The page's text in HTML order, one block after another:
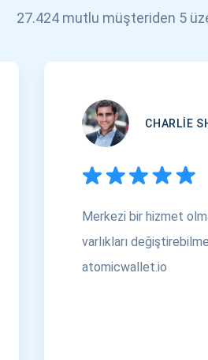
27.424 mutlu müşteriden 5
CHARLIE
Merkezi bir hizmet
varlıkları
atomicwallet.io